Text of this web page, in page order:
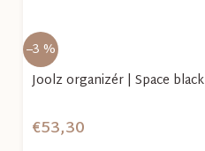
–3 %
Joolz organizér | Space black
€53,30